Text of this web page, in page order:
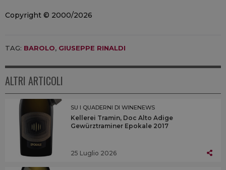
Copyright © 2000/2026
TAG: BAROLO, GIUSEPPE RINALDI
ALTRI ARTICOLI
SU I QUADERNI DI WINENEWS
Kellerei Tramin, Doc Alto Adige
Gewürztraminer Epokale 2017
25 Luglio 2026